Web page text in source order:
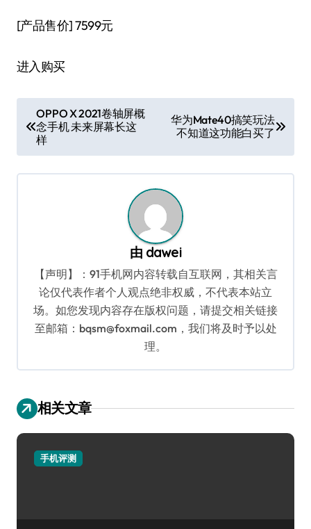
[产品售价]7599元
进入购买
章
导
航
OPPO X 2021卷轴屏概
念手机 未来屏幕长这
样
华为Mate40搞笑玩法
不知道这功能白买了
由 dawei
【声明】：91手机网内容转载自互联网，其相关言
论仅代表作者个人观点绝非权威，不代表本站立
场。如您发现内容存在版权问题，请提交相关链接
至邮箱：bqsm@foxmail.com，我们将及时予以处
理。
相关文章
手机评测